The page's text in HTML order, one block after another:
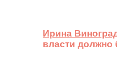
Ирина
власти